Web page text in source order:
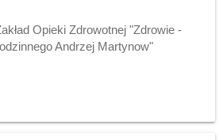
Opieki Zdrowotnej "Zdrowie -
Andrzej Martynow"